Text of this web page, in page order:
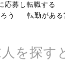
応募し転職する
う
転勤があ
を探す